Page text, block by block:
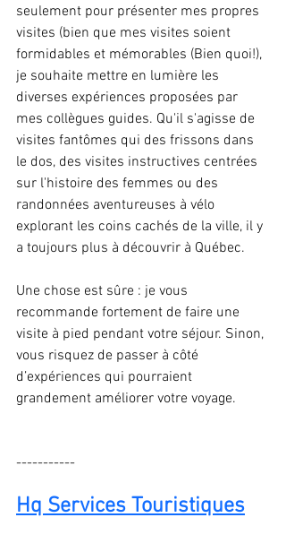
seulement pour présenter mes propres
visites (bien que mes visites soient
formidables et mémorables (Bien quoi!),
je souhaite mettre en lumière les
diverses expériences proposées par
mes collègues guides. Qu'il s'agisse de
visites fantômes qui des frissons dans
le dos, des visites instructives centrées
sur l'histoire des femmes ou des
randonnées aventureuses à vélo
explorant les coins cachés de la ville, il y
a toujours plus à découvrir à Québec.
Une chose est sûre : je vous
recommande fortement de faire une
visite à pied pendant votre séjour. Sinon,
vous risquez de passer à côté
d’expériences qui pourraient
grandement améliorer votre voyage.
-----------
Hq Services Touristiques